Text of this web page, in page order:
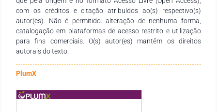
ensino e demais interessados na temática.
com os créditos e citação atribuídos ao(s) respectivo(s)
autor(es). Não é permitido: alteração de nenhuma forma,
catalogação em plataformas de acesso restrito e utilização
para fins comerciais. O(s) autor(es) mantêm os direitos
autorais do texto.
PlumX